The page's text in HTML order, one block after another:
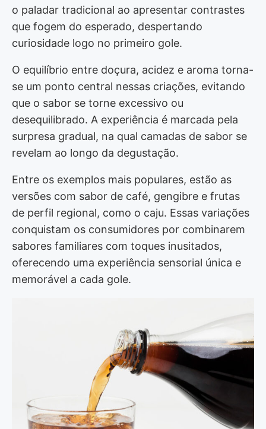
o paladar tradicional ao apresentar contrastes
que fogem do esperado, despertando
curiosidade logo no primeiro gole.
O equilíbrio entre doçura, acidez e aroma torna-
se um ponto central nessas criações, evitando
que o sabor se torne excessivo ou
desequilibrado. A experiência é marcada pela
surpresa gradual, na qual camadas de sabor se
revelam ao longo da degustação.
Entre os exemplos mais populares, estão as
versões com sabor de café, gengibre e frutas
de perfil regional, como o caju. Essas variações
conquistam os consumidores por combinarem
sabores familiares com toques inusitados,
oferecendo uma experiência sensorial única e
memorável a cada gole.